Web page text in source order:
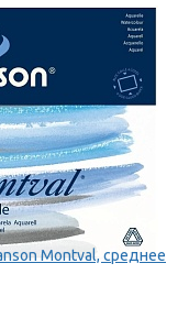
Montval, среднее